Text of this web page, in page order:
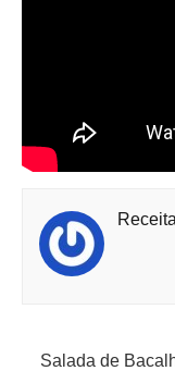
Salada de